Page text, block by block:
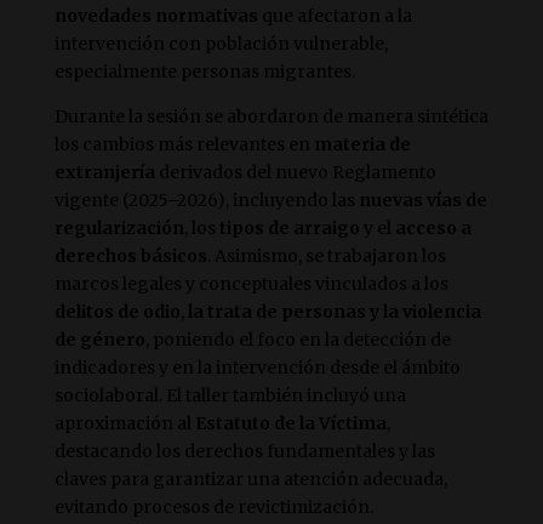
novedades normativas que afectaron a la
intervención con población vulnerable,
especialmente personas migrantes.
Durante la sesión se abordaron de manera sintética
los cambios más relevantes en materia de
extranjería derivados del nuevo Reglamento
vigente (2025–2026), incluyendo las nuevas vías de
regularización , los tipos de arraigo y el acceso a
derechos básicos . Asimismo, se trabajaron los
marcos legales y conceptuales vinculados a los
delitos de odio
la trata de personas y la violencia
de género , poniendo el foco en la detección de
indicadores y en la intervención desde el ámbito
sociolaboral. El taller también incluyó una
aproximación al Estatuto de la Víctima
destacando los derechos fundamentales y las
claves para garantizar una atención adecuada,
evitando procesos de revictimización.